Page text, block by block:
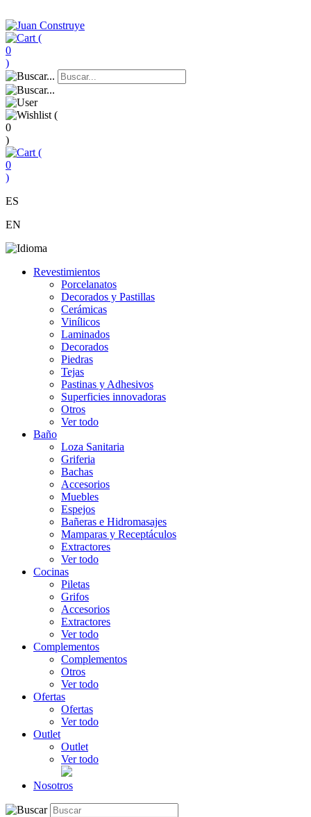
(
0
)
(
0
)
(
0
)
ES
EN
Revestimientos
Porcelanatos
Decorados y Pastillas
Cerámicas
Vinílicos
Laminados
Decorados
Piedras
Tejas
Pastinas y Adhesivos
Superficies innovadoras
Otros
Ver todo
Baño
Loza Sanitaria
Griferia
Bachas
Accesorios
Muebles
Espejos
Bañeras e Hidromasajes
Mamparas y Receptáculos
Extractores
Ver todo
Cocinas
Piletas
Grifos
Accesorios
Extractores
Ver todo
Complementos
Complementos
Otros
Ver todo
Ofertas
Ofertas
Ver todo
Outlet
Outlet
Ver todo
Nosotros